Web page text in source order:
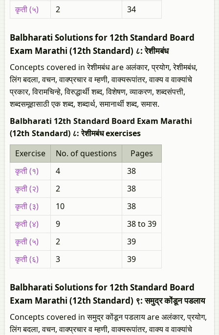
कृती (५) 2 34
Balbharati Solutions for 12th Standard Board
Exam Marathi (12th Standard) ८: रेशीमबंध
Concepts covered in रेशीमबंध are अलंकार, प्रयोग, रेशीमबंध,
लिंग बदला, वचन, वाक्प्रचार व म्हणी, वाक्यरूपांतर, वाक्य व वाक्यांचे
प्रकार, विरामचिन्हे, विरुद्धार्थी शब्द, विशेषण, व्याकरण, शब्दसंपत्ती,
शब्दसमूहासाठी एक शब्द, शब्दार्थ, समानार्थी शब्द, समास.
Balbharati 12th Standard Board Exam Marathi
(12th Standard) ८: रेशीमबंध exercises
Exercise
No. of questions
Pages
कृती (१)
4
38
कृती (२)
2
38
कृती (३)
10
38
कृती (४)
9
38 to 39
कृती (५)
2
39
कृती (६)
3 39
Balbharati Solutions for 12th Standard Board
Exam Marathi (12th Standard) ९: समुद्र कोंडून पडलाय
Concepts covered in समुद्र कोंडून पडलाय are अलंकार, प्रयोग,
लिंग बदला, वचन, वाक्प्रचार व म्हणी, वाक्यरूपांतर, वाक्य व वाक्यांचे